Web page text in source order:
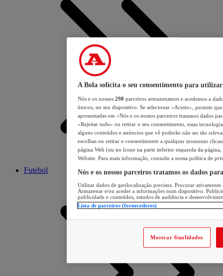
Futebol
A Bola solicita o seu consentimento para utilizar
Nós e os nossos 298 parceiros armazenamos e acedemos a
únicos, no seu dispositivo. Se selecionar «Aceito», permite
apresentadas em «Nós e os nossos parceiros tratamos dados
«Rejeitar tudo» ou retirar o seu consentimento, estas
alguns conteúdos e anúncios que vê poderão não ser tão
escolhas ou retirar o consentimento a qualquer momento
página Web (ou no ícone na parte inferior esquerda da página,
Website. Para mais informação, consulte a nossa política de
Nós e os nossos parceiros tratamos os dados
Utilizar dados de geolocalização precisos. Procurar
Armazenar e/ou aceder a informações num dispositivo.
publicidade e conteúdos, estudos de audiência e
Lista de parceiros (fornecedores)
Mostrar finalidades